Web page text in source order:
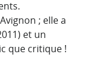
; elle a
et un
que critique !